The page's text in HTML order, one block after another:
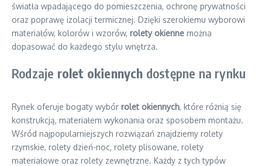
światła wpadającego do pomieszczenia, ochronę prywatności
oraz poprawę izolacji termicznej. Dzięki szerokiemu wyborowi
materiałów, kolorów i wzorów, rolety okienne można
dopasować do każdego stylu wnętrza.
Rodzaje rolet okiennych dostępne na rynku
Rynek oferuje bogaty wybór rolet okiennych, które różnią się
konstrukcją, materiałem wykonania oraz sposobem montażu.
Wśród najpopularniejszych rozwiązań znajdziemy rolety
rzymskie, rolety dzień-noc, rolety plisowane, rolety
materiałowe oraz rolety zewnętrzne. Każdy z tych typów